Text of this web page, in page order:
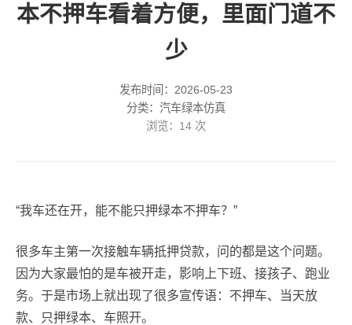
本不押车看着方便，里面门道不
少
发布时间：2026-05-23
分类：汽车绿本仿真
浏览： 14 次
“我车还在开，能不能只押绿本不押车？”
很多车主第一次接触车辆抵押贷款，问的都是这个问题。
因为大家最怕的是车被开走，影响上下班、接孩子、跑业
务。于是市场上就出现了很多宣传语：不押车、当天放
款、只押绿本、车照开。